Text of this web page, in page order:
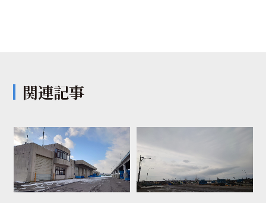
関連記事